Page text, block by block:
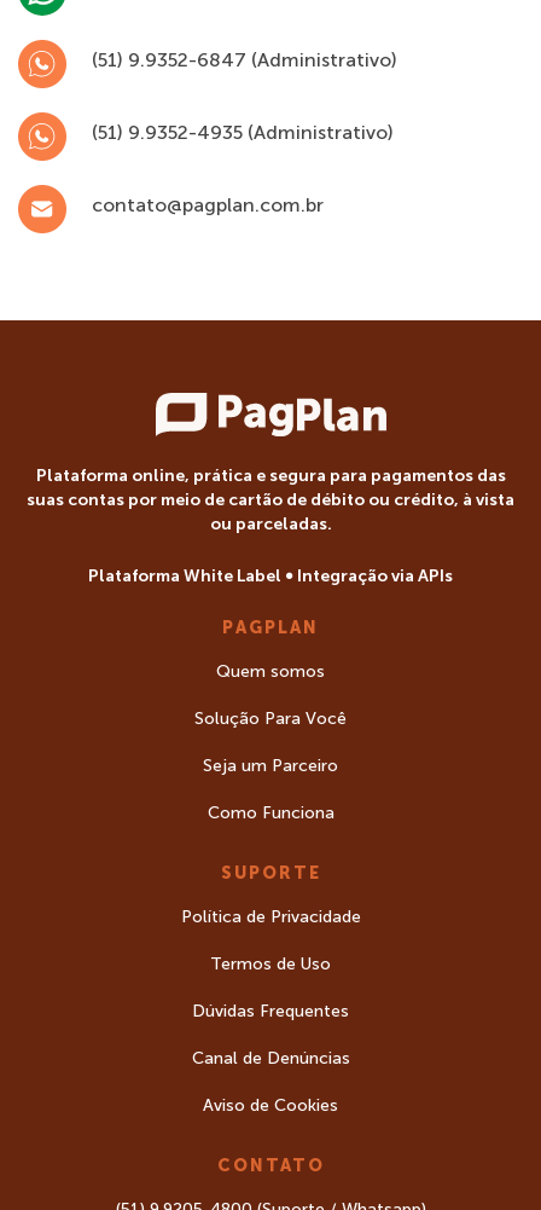
(51) 9.9352-6847 (Administrativo)
(51) 9.9352-4935 (Administrativo)
contato@pagplan.com.br
Plataforma online, prática e segura para pagamentos das
suas contas por meio de cartão de débito ou crédito, à vista
ou parceladas.
Plataforma White Label ∞ Integração via APIs
PAGPLAN
Quem somos
Solução Para Você
Seja um Parceiro
Como Funciona
SUPORTE
Política de Privacidade
Termos de Uso
Dúvidas Frequentes
Canal de Denúncias
Aviso de Cookies
CONTATO